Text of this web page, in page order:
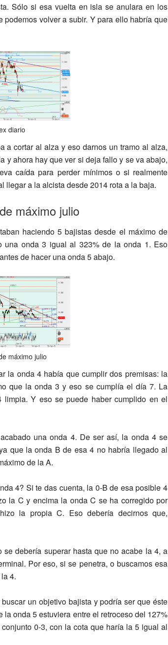
Sólo si esa vuelta en isla se anulara en los
volver a subir. Y para ello habría que
diario
a cortar al alza y eso darnos un tramo al alza,
y ahora hay que ver si deja fallo y se va abajo,
caída para perder mínimos o si realmente
llegar a la alcista desde 2014 rota a la baja.
máximo julio
haciendo 5 bajistas desde el máximo de
una onda 3 igual al 323% de la onda 1. Eso
de hacer una onda 5 abajo.
máximo julio
la onda 4 había que cumplir dos premisas: la
que la onda 3 y eso se cumplía el día 7. La
Y eso se puede haber cumplido en el
una onda 4. De ser así, la onda 4 se
que la onda B de esa 4 no habría llegado al
de la A.
4? Si te das cuenta, la 0-B de esa posible 4
la C y encima la onda C se ha corregido por
la propia C. Eso debería decirnos que,
debería superar hasta que no acabe la 4, a
Por eso, si se penetra, o buscamos esa
4.
un objetivo bajista y podría ser que éste
onda 5 estuviera entre el retroceso del 127%
0-3, con la cota que haría la 5 igual al